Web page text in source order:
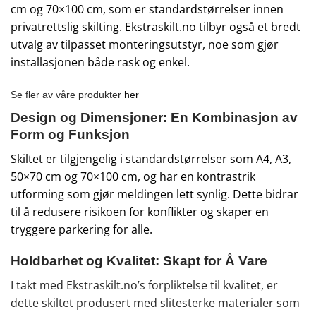
cm og 70×100 cm, som er standardstørrelser innen
privatrettslig skilting. Ekstraskilt.no tilbyr også et bredt
utvalg av tilpasset monteringsutstyr, noe som gjør
installasjonen både rask og enkel.
Se fler av våre produkter her
Design og Dimensjoner: En Kombinasjon av
Form og Funksjon
Skiltet er tilgjengelig i standardstørrelser som A4, A3,
50×70 cm og 70×100 cm, og har en kontrastrik
utforming som gjør meldingen lett synlig. Dette bidrar
til å redusere risikoen for konflikter og skaper en
tryggere parkering for alle.
Holdbarhet og Kvalitet: Skapt for Å Vare
I takt med Ekstraskilt.no’s forpliktelse til kvalitet, er
dette skiltet produsert med slitesterke materialer som